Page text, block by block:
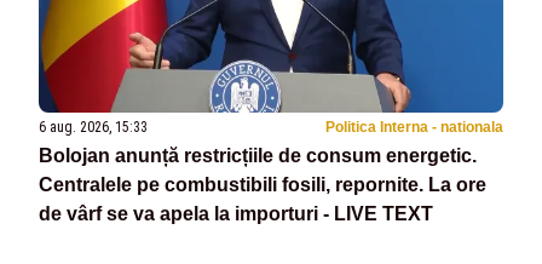
6 aug. 2026, 15:33 Politica Interna - nationala
Bolojan anunță restricțiile de consum energetic.
Centralele pe combustibili fosili, repornite. La ore
de vârf se va apela la importuri - LIVE TEXT